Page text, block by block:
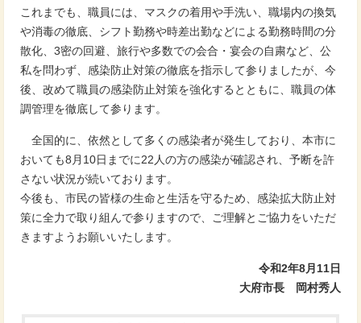
これまでも、職員には、マスクの着用や手洗い、職場内の換気
や消毒の徹底、シフト勤務や時差出勤などによる勤務時間の分
散化、3密の回避、旅行や多数での会合・宴会の自粛など、公
私を問わず、感染防止対策の徹底を指示して参りましたが、今
後、改めて職員の感染防止対策を強化するとともに、職員の体
調管理を徹底して参ります。
全国的に、依然として多くの感染者が発生しており、本市に
おいても8月10日までに22人の方の感染が確認され、予断を許
さない状況が続いております。
今後も、市民の皆様の生命と生活を守るため、感染拡大防止対
策に全力で取り組んで参りますので、ご理解とご協力をいただ
きますようお願いいたします。
令和2年8月11日
大府市長 岡村秀人